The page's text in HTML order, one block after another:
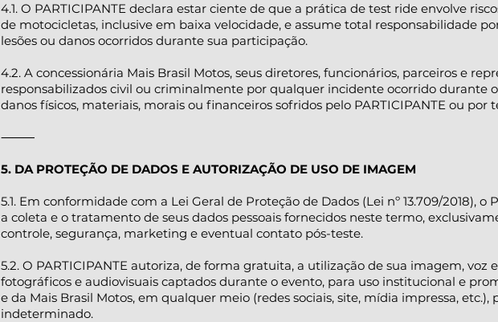
4.1. O PARTICIPANTE declara estar ciente de que a prática de test ride envolve
de motocicletas, inclusive em baixa velocidade, e assume total responsabilidade
lesões ou danos ocorridos durante sua participação.
4.2. A concessionária Mais Brasil Motos, seus diretores, funcionários, parceiros e
responsabilizados civil ou criminalmente por qualquer incidente ocorrido durante
danos físicos, materiais, morais ou financeiros sofridos pelo PARTICIPANTE ou por
⸻
5. DA PROTEÇÃO DE DADOS E AUTORIZAÇÃO DE USO DE IMAGEM
5.1. Em conformidade com a Lei Geral de Proteção de Dados (Lei nº 13.709/2018), o
a coleta e o tratamento de seus dados pessoais fornecidos neste termo,
controle, segurança, marketing e eventual contato pós-teste.
5.2. O PARTICIPANTE autoriza, de forma gratuita, a utilização de sua imagem, voz
fotográficos e audiovisuais captados durante o evento, para uso institucional e
e da Mais Brasil Motos, em qualquer meio (redes sociais, site, mídia impressa, etc.),
indeterminado.